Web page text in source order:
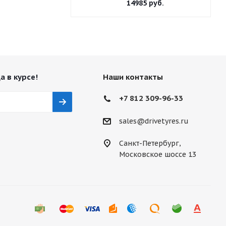
14985руб.
в курсе! Наши контакты
+7 812 309-96-33
sales@drivetyres.ru
Санкт-Петербург,
Московское шоссе 13